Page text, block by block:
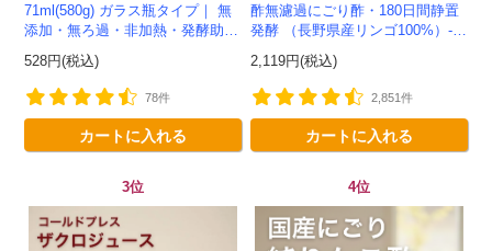
71ml(580g) ガラス瓶タイプ｜ 無
添加・無ろ過・非加熱・発酵助剤
不使用のアップルサイダービネガ
ー -かわしま屋-
528円(税込)
78件
カートに入れる
酢無濾過にごり酢・180日間静置
発酵 （長野県産リンゴ100%）-1
000ml-かわしま屋-
2,119円(税込)
2,851件
カートに入れる
3位 4位